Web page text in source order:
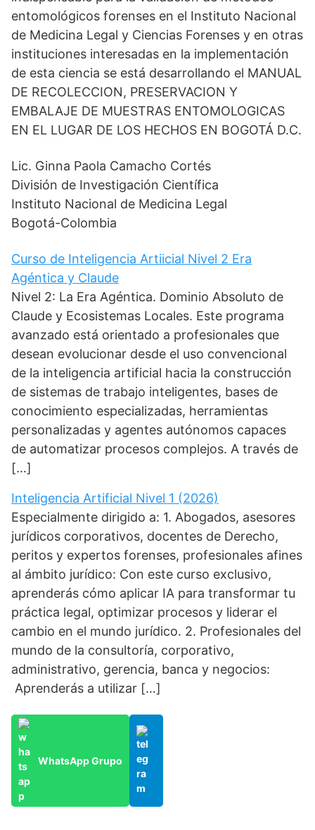
entomológicos forenses en el Instituto Nacional
de Medicina Legal y Ciencias Forenses y en otras
instituciones interesadas en la implementación
de esta ciencia se está desarrollando el MANUAL
DE RECOLECCION, PRESERVACION Y
EMBALAJE DE MUESTRAS ENTOMOLOGICAS
EN EL LUGAR DE LOS HECHOS EN BOGOTÁ D.C.
Lic. Ginna Paola Camacho Cortés
División de Investigación Científica
Instituto Nacional de Medicina Legal
Bogotá-Colombia
Curso de Inteligencia Artiicial Nivel 2 Era
Agéntica y Claude
Nivel 2: La Era Agéntica. Dominio Absoluto de
Claude y Ecosistemas Locales. Este programa
avanzado está orientado a profesionales que
desean evolucionar desde el uso convencional
de la inteligencia artificial hacia la construcción
de sistemas de trabajo inteligentes, bases de
conocimiento especializadas, herramientas
personalizadas y agentes autónomos capaces
de automatizar procesos complejos. A través de
[…]
Inteligencia Artificial Nivel 1 (2026)
Especialmente dirigido a: 1. Abogados, asesores
jurídicos corporativos, docentes de Derecho,
peritos y expertos forenses, profesionales afines
al ámbito jurídico: Con este curso exclusivo,
aprenderás cómo aplicar IA para transformar tu
práctica legal, optimizar procesos y liderar el
cambio en el mundo jurídico. 2. Profesionales del
mundo de la consultoría, corporativo,
administrativo, gerencia, banca y negocios:
Aprenderás a utilizar […]
WhatsApp Grupo